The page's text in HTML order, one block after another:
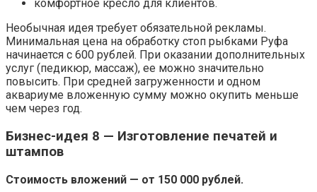
комфортное кресло для клиентов.
Необычная идея требует обязательной рекламы.
Минимальная цена на обработку стоп рыбками Руфа
начинается с 600 рублей. При оказании дополнительных
услуг (педикюр, массаж), ее можно значительно
повысить. При средней загруженности и одном
аквариуме вложенную сумму можно окупить меньше
чем через год.
Бизнес-идея 8 — Изготовление печатей и
штампов
Стоимость вложений — от 150 000 рублей.